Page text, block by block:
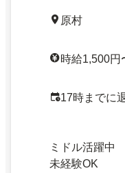
原村
時給1,500円
17時までに
ミドル活躍中
未経験OK